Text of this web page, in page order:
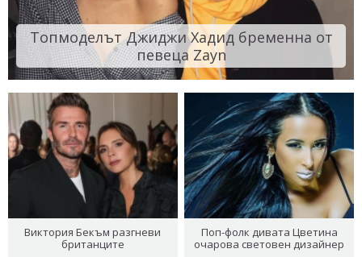
Топмоделът Джиджи Хадид бременна от
певеца Zayn
Виктория Бекъм разгневи
британците
Поп-фолк дивата Цветина
очарова световен дизайнер